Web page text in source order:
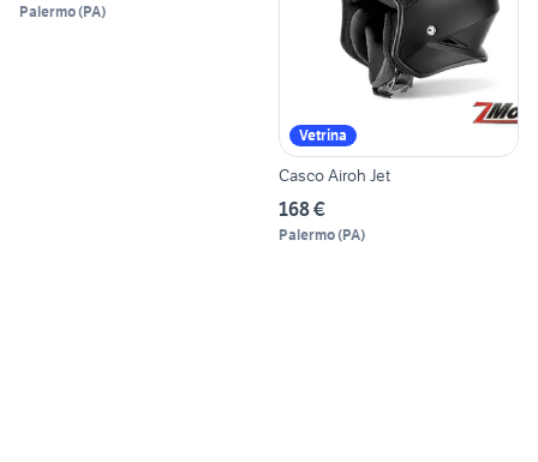
Palermo(PA)
Vetrina
Casco Airoh Jet
168 €
Palermo(PA)